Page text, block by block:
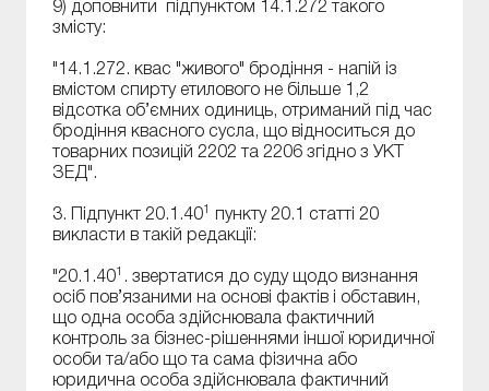
9) доповнити підпунктом 14.1.272 такого
змісту:
"14.1.272. квас "живого" бродіння - напій із
вмістом спирту етилового не більше 1,2
відсотка об’ємних одиниць, отриманий під час
бродіння квасного сусла, що відноситься до
товарних позицій 2202 та 2206 згідно з УКТ
ЗЕД".
3. Підпункт 20.1.401
пункту 20.1 статті 20
викласти в такій редакції:
"20.1.401 . звертатися до суду щодо визнання
осіб пов’язаними на основі фактів і обставин,
що одна особа здійснювала фактичний
контроль за бізнес-рішеннями іншої юридичної
особи та/або що та сама фізична або
юридична особа здійснювала фактичний